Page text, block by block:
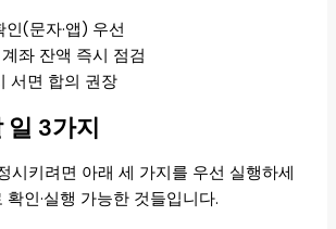
(문자·앱) 우선
좌 잔액 즉시 점검
서면 합의 권장
일 3가지
시키려면 아래 세 가지를 우선 실행하세
인·실행 가능한 것들입니다.